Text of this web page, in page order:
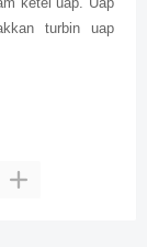
turbin uap